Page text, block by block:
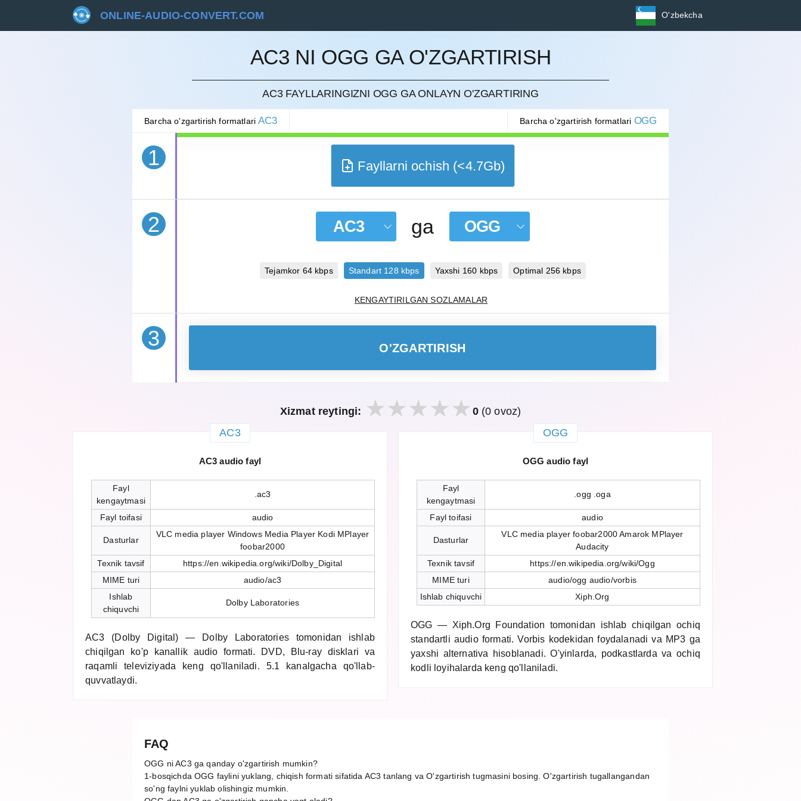
ONLINE-AUDIO-CONVERT.COM O'zbekcha
AC3 NI OGG GA O'ZGARTIRISH
AC3 FAYLLARINGIZNI OGG GA ONLAYN O'ZGARTIRING
Barcha o'zgartirish formatlariAC3 Barcha o'zgartirish formatlari OGG
1
BEKOR QILISH
Fayllarni ochish (<4.7Gb)
2 AC3 ga OGG
Tejamkor 64 kbps Standart 128 kbps Yaxshi 160 kbps Optimal 256 kbps
KENGAYTIRILGAN SOZLAMALAR
3 O'ZGARTIRISH
Xizmat reytingi: 0(0 ovoz)
AC3
AC3 audio fayl
Fayl
kengaytmasi
.ac3
Fayl toifasi audio
Dasturlar
VLC media player Windows Media Player Kodi MPlayer
foobar2000
Texnik tavsif
https://en.wikipedia.org/wiki/Dolby_Digital
MIME turi
audio/ac3
Ishlab
chiquvchi
Dolby Laboratories
AC3 (Dolby Digital) — Dolby Laboratories tomonidan ishlab
chiqilgan ko'p kanallik audio formati. DVD, Blu-ray disklari va
raqamli televiziyada keng qo'llaniladi. 5.1 kanalgacha qo'llab-
quvvatlaydi.
OGG
OGG audio fayl
Fayl
kengaytmasi
.ogg .oga
Fayl toifasi audio
Dasturlar
VLC media player foobar2000 Amarok MPlayer
Audacity
Texnik tavsif
https://en.wikipedia.org/wiki/Ogg
MIME turi
audio/ogg audio/vorbis
Ishlab chiquvchi
Xiph.Org
OGG — Xiph.Org Foundation tomonidan ishlab chiqilgan ochiq
standartli audio formati. Vorbis kodekidan foydalanadi va MP3 ga
yaxshi alternativa hisoblanadi. O'yinlarda, podkastlarda va ochiq
kodli loyihalarda keng qo'llaniladi.
FAQ
OGG ni AC3 ga qanday o'zgartirish mumkin?
1-bosqichda OGG faylini yuklang, chiqish formati sifatida AC3 tanlang va O'zgartirish tugmasini bosing. O'zgartirish tugallangandan
so'ng faylni yuklab olishingiz mumkin.